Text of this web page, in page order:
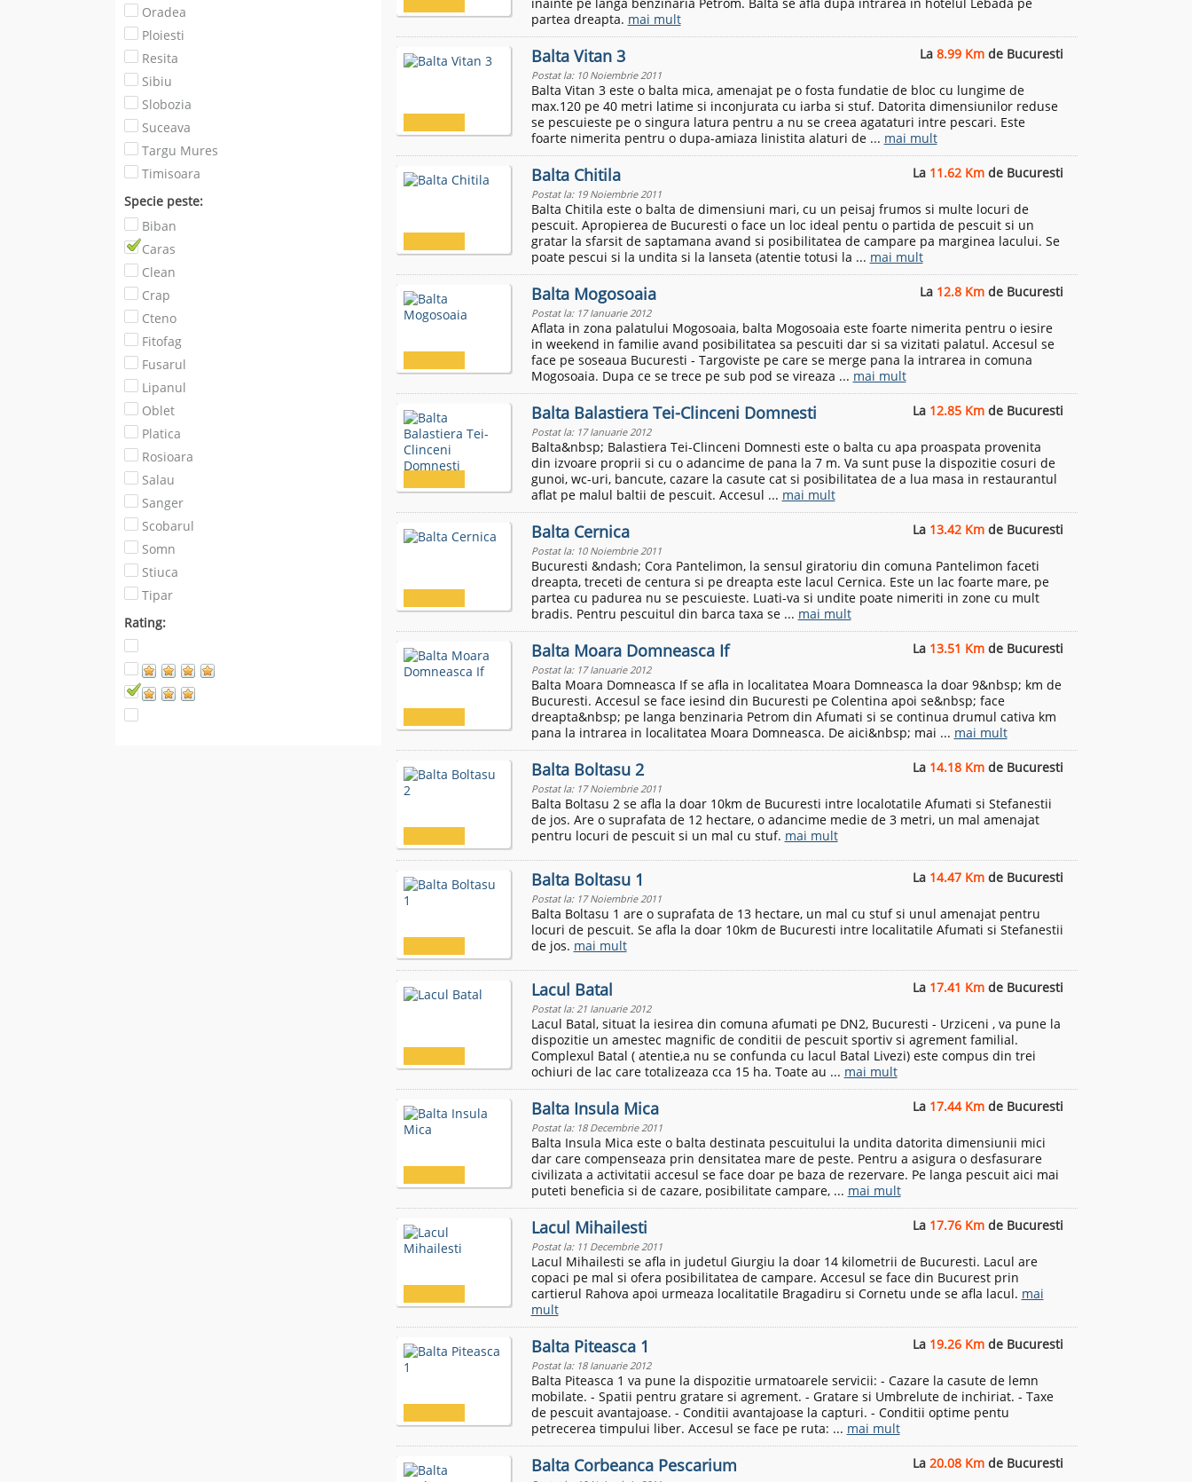
Oradea
Ploiesti
Resita
Sibiu
Slobozia
Suceava
Targu Mures
Timisoara
Specie peste:
Biban
Caras
Clean
Crap
Cteno
Fitofag
Fusarul
Lipanul
Oblet
Platica
Rosioara
Salau
Sanger
Scobarul
Somn
Stiuca
Tipar
Rating:
partea dreapta. mai mult
Balta Vitan 3 La 8.99 Kmde Bucuresti
Postat la: 10 Noiembrie 2011
Balta Vitan 3 este o balta mica, amenajat pe o fosta fundatie de bloc cu lungime de
max.120 pe 40 metri latime si inconjurata cu iarba si stuf. Datorita dimensiunilor reduse
se pescuieste pe o singura latura pentru a nu se creea agataturi intre pescari. Este
foarte nimerita pentru o dupa-amiaza linistita alaturi de ... mai mult
Balta Chitila La 11.62 Kmde Bucuresti
Postat la: 19 Noiembrie 2011
Balta Chitila este o balta de dimensiuni mari, cu un peisaj frumos si multe locuri de
pescuit. Apropierea de Bucuresti o face un loc ideal pentu o partida de pescuit si un
gratar la sfarsit de saptamana avand si posibilitatea de campare pa marginea lacului. Se
poate pescui si la undita si la lanseta (atentie totusi la ... mai mult
Balta Mogosoaia La 12.8 Kmde Bucuresti
Postat la: 17 Ianuarie 2012
Aflata in zona palatului Mogosoaia, balta Mogosoaia este foarte nimerita pentru o iesire
in weekend in familie avand posibilitatea sa pescuiti dar si sa vizitati palatul. Accesul se
face pe soseaua Bucuresti - Targoviste pe care se merge pana la intrarea in comuna
Mogosoaia. Dupa ce se trece pe sub pod se vireaza ... mai mult
Balta Balastiera Tei-Clinceni Domnesti La 12.85 Kmde Bucuresti
Postat la: 17 Ianuarie 2012
Balta&nbsp; Balastiera Tei-Clinceni Domnesti este o balta cu apa proaspata provenita
din izvoare proprii si cu o adancime de pana la 7 m. Va sunt puse la dispozitie cosuri de
gunoi, wc-uri, bancute, cazare la casute cat si posibilitatea de a lua masa in restaurantul
aflat pe malul baltii de pescuit. Accesul ... mai mult
Balta Cernica La 13.42 Kmde Bucuresti
Postat la: 10 Noiembrie 2011
Bucuresti &ndash; Cora Pantelimon, la sensul giratoriu din comuna Pantelimon faceti
dreapta, treceti de centura si pe dreapta este lacul Cernica. Este un lac foarte mare, pe
partea cu padurea nu se pescuieste. Luati-va si undite poate nimeriti in zone cu mult
bradis. Pentru pescuitul din barca taxa se ... mai mult
Balta Moara Domneasca If La 13.51 Kmde Bucuresti
Postat la: 17 Ianuarie 2012
Balta Moara Domneasca If se afla in localitatea Moara Domneasca la doar 9&nbsp; km de
Bucuresti. Accesul se face iesind din Bucuresti pe Colentina apoi se&nbsp; face
dreapta&nbsp; pe langa benzinaria Petrom din Afumati si se continua drumul cativa km
pana la intrarea in localitatea Moara Domneasca. De aici&nbsp; mai ... mai mult
Balta Boltasu 2 La 14.18 Kmde Bucuresti
Postat la: 17 Noiembrie 2011
Balta Boltasu 2 se afla la doar 10km de Bucuresti intre localotatile Afumati si Stefanestii
de jos. Are o suprafata de 12 hectare, o adancime medie de 3 metri, un mal amenajat
pentru locuri de pescuit si un mal cu stuf. mai mult
Balta Boltasu 1 La 14.47 Kmde Bucuresti
Postat la: 17 Noiembrie 2011
Balta Boltasu 1 are o suprafata de 13 hectare, un mal cu stuf si unul amenajat pentru
locuri de pescuit. Se afla la doar 10km de Bucuresti intre localitatile Afumati si Stefanestii
de jos. mai mult
Lacul Batal La 17.41 Kmde Bucuresti
Postat la: 21 Ianuarie 2012
Lacul Batal, situat la iesirea din comuna afumati pe DN2, Bucuresti - Urziceni , va pune la
dispozitie un amestec magnific de conditii de pescuit sportiv si agrement familial.
Complexul Batal ( atentie,a nu se confunda cu lacul Batal Livezi) este compus din trei
ochiuri de lac care totalizeaza cca 15 ha. Toate au ... mai mult
Balta Insula Mica La 17.44 Kmde Bucuresti
Postat la: 18 Decembrie 2011
Balta Insula Mica este o balta destinata pescuitului la undita datorita dimensiunii mici
dar care compenseaza prin densitatea mare de peste. Pentru a asigura o desfasurare
civilizata a activitatii accesul se face doar pe baza de rezervare. Pe langa pescuit aici mai
puteti beneficia si de cazare, posibilitate campare, ... mai mult
Lacul Mihailesti La 17.76 Kmde Bucuresti
Postat la: 11 Decembrie 2011
Lacul Mihailesti se afla in judetul Giurgiu la doar 14 kilometrii de Bucuresti. Lacul are
copaci pe mal si ofera posibilitatea de campare. Accesul se face din Bucurest prin
cartierul Rahova apoi urmeaza localitatile Bragadiru si Cornetu unde se afla lacul. mai
mult
Balta Piteasca 1 La 19.26 Kmde Bucuresti
Postat la: 18 Ianuarie 2012
Balta Piteasca 1 va pune la dispozitie urmatoarele servicii: - Cazare la casute de lemn
mobilate. - Spatii pentru gratare si agrement. - Gratare si Umbrelute de inchiriat. - Taxe
de pescuit avantajoase. - Conditii avantajoase la capturi. - Conditii optime pentu
petrecerea timpului liber. Accesul se face pe ruta: ... mai mult
Balta Corbeanca Pescarium La 20.08 Kmde Bucuresti